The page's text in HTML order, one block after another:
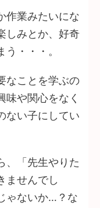
作業みたいにな
しみとか、好奇
・・・。
なことを学ぶの
味や関心をなく
ない子にしてい
、「先生やりた
ませんでし
ゃないか…？な